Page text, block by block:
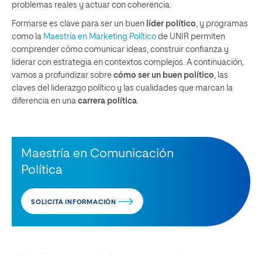
problemas reales y actuar con coherencia.
Formarse es clave para ser un buen líder político , y programas
como la Maestría en Marketing Político de UNIR permiten
comprender cómo comunicar ideas, construir confianza y
liderar con estrategia en contextos complejos. A continuación,
vamos a profundizar sobre cómo ser un buen político , las
claves del liderazgo político y las cualidades que marcan la
diferencia en una carrera política
Maestría en Comunicación
Política
SOLICITA INFORMACIÓN